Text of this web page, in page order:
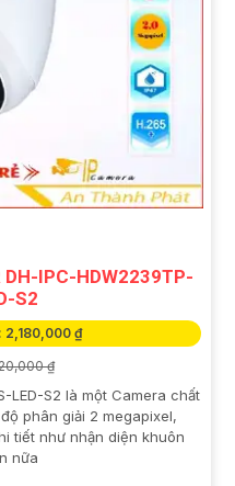
DH-IPC-HDW2239TP-
S2
2,180,000 ₫
₫
LED-S2 là một Camera chất
phân giải 2 megapixel,
tiết như nhận diện khuôn
nữa